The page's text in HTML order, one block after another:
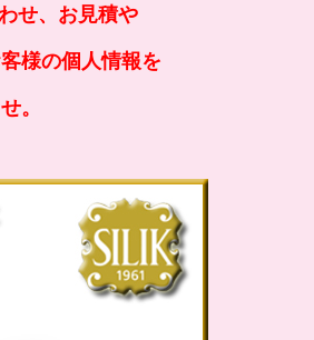
せ、お見積や
様の個人情報を
。